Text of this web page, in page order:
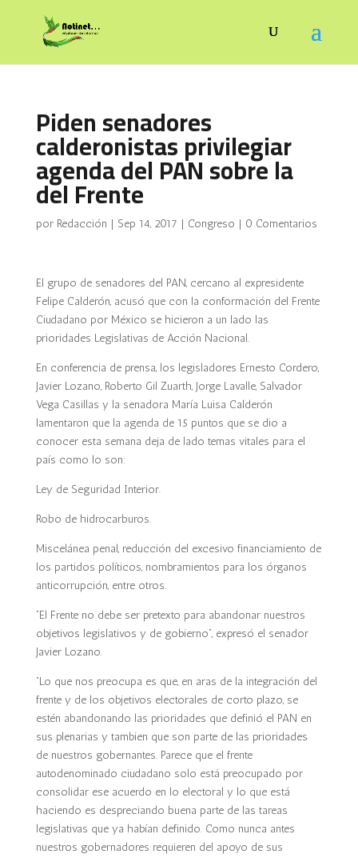
Piden senadores
calderonistas privilegiar
agenda del PAN sobre la
del Frente
por Redacción | Sep 14, 2017 | Congreso | 0 Comentarios
El grupo de senadores del PAN, cercano al expresidente
Felipe Calderón, acusó que con la conformación del Frente
Ciudadano por México se hicieron a un lado las
prioridades Legislativas de Acción Nacional.
En conferencia de prensa, los legisladores Ernesto Cordero,
Javier Lozano, Roberto Gil Zuarth, Jorge Lavalle, Salvador
Vega Casillas y la senadora María Luisa Calderón
lamentaron que la agenda de 15 puntos que se dio a
conocer esta semana deja de lado temas vitales para el
país como lo son:
Ley de Seguridad Interior.
Robo de hidrocarburos.
Miscelánea penal, reducción del excesivo financiamiento de
los partidos políticos, nombramientos para los órganos
anticorrupción, entre otros.
“El Frente no debe ser pretexto para abandonar nuestros
objetivos legislativos y de gobierno”, expresó el senador
Javier Lozano.
“Lo que nos preocupa es que, en aras de la integración del
frente y de los objetivos electorales de corto plazo, se
estén abandonando las prioridades que definió el PAN en
sus plenarias y tambien que son parte de las prioridades
de nuestros gobernantes. Parece que el frente
autodenominado ciudadano solo está preocupado por
consolidar ese acuerdo en lo electoral y lo que está
haciendo es despreciando buena parte de las tareas
legislativas que ya habían definido. Como nunca antes
nuestros gobernadores requieren del apoyo de sus